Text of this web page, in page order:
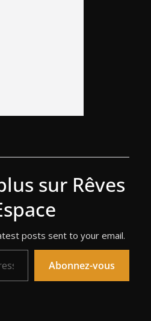
sur Rêves
posts sent to your email.
Abonnez-vous